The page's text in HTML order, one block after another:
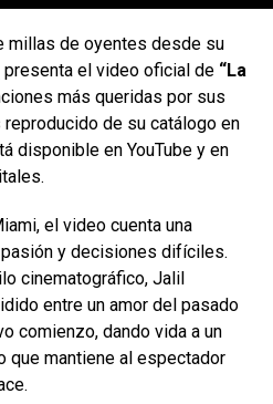
millas de oyentes desde su
presenta el video oficial de “La
más queridas por sus
de su catálogo en
disponible en YouTube y en
el video cuenta una
y decisiones difíciles.
cinematográfico, Jalil
entre un amor del pasado
comienzo, dando vida a un
que mantiene al espectador